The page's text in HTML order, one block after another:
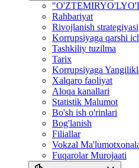
Rahbariyat
Rivojlanish strategiyasi
Korrupsiyaga qarshi
Tashkiliy tuzilma
Tarix
Korrupsiyaga
Xalqaro faoliyat
Aloqa kanallari
Statistik Malumot
Bo'sh ish o'rinlari
Bog'lanish
Filiallar
Vokzal
Fuqarolar Murojaati